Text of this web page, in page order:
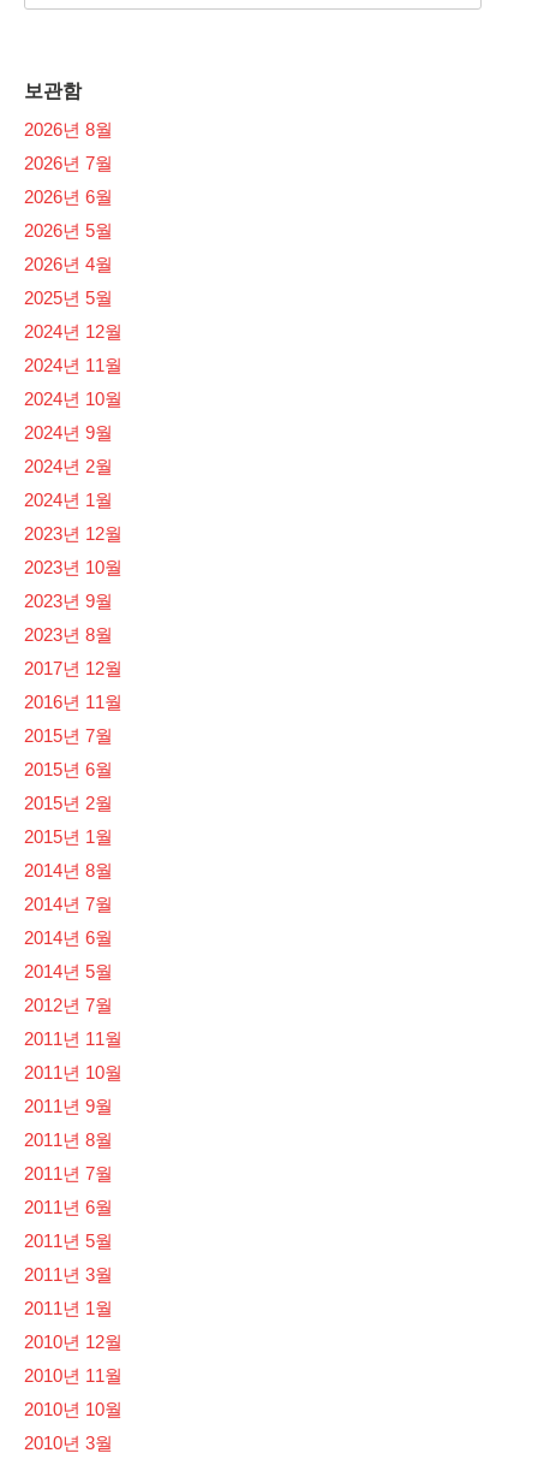
보관함
2026년 8월
2026년 7월
2026년 6월
2026년 5월
2026년 4월
2025년 5월
2024년 12월
2024년 11월
2024년 10월
2024년 9월
2024년 2월
2024년 1월
2023년 12월
2023년 10월
2023년 9월
2023년 8월
2017년 12월
2016년 11월
2015년 7월
2015년 6월
2015년 2월
2015년 1월
2014년 8월
2014년 7월
2014년 6월
2014년 5월
2012년 7월
2011년 11월
2011년 10월
2011년 9월
2011년 8월
2011년 7월
2011년 6월
2011년 5월
2011년 3월
2011년 1월
2010년 12월
2010년 11월
2010년 10월
2010년 3월